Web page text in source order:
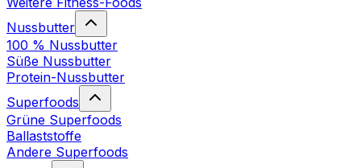
Nussbutter
100 % Nussbutter
Süße Nussbutter
Protein-Nussbutter
Superfoods
Grüne Superfoods
Ballaststoffe
Andere Superfoods